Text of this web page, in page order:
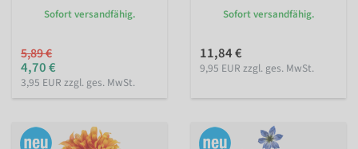
Sofort versandfähig.
5,89 €
4,70 €
3,95 EUR zzgl. ges. MwSt.
Sofort versandfähig.
11,84 €
9,95 EUR zzgl. ges. MwSt.